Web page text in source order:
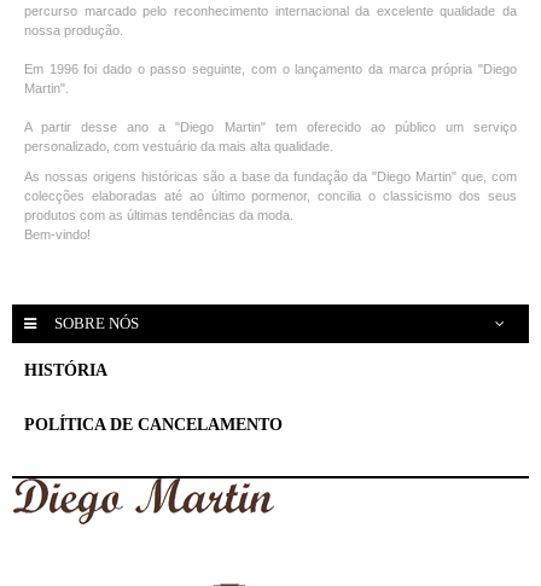
percurso marcado pelo reconhecimento internacional da excelente qualidade da
nossa produção.
Em 1996 foi dado o passo seguinte, com o lançamento da marca própria "Diego
Martin".
A partir desse ano a "Diego Martin" tem oferecido ao público um serviço
personalizado, com vestuário da mais alta qualidade.
As nossas origens históricas são a base da fundação da"Diego Martin" que, com
colecções elaboradas até ao último pormenor, concilia o classicismo dos seus
produtos com as últimas tendências da moda.
Bem-vindo!
SOBRE NÓS
HISTÓRIA
POLÍTICA DE CANCELAMENTO